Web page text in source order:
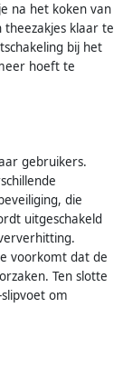
na het koken van
klaar te
bij het
hoeft te
gebruikers.
die
uitgeschakeld
voorkomt dat de
Ten slotte
om